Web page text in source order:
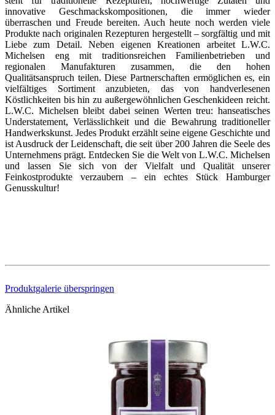
innovative Geschmackskompositionen, die immer wieder
überraschen und Freude bereiten. Auch heute noch werden viele
Produkte nach originalen Rezepturen hergestellt – sorgfältig und mit
Liebe zum Detail. Neben eigenen Kreationen arbeitet L.W.C.
Michelsen eng mit traditionsreichen Familienbetrieben und
regionalen Manufakturen zusammen, die den hohen
Qualitätsanspruch teilen. Diese Partnerschaften ermöglichen es, ein
vielfältiges Sortiment anzubieten, das von handverlesenen
Köstlichkeiten bis hin zu außergewöhnlichen Geschenkideen reicht.
L.W.C. Michelsen bleibt dabei seinen Werten treu: hanseatisches
Understatement, Verlässlichkeit und die Bewahrung traditioneller
Handwerkskunst. Jedes Produkt erzählt seine eigene Geschichte und
ist Ausdruck der Leidenschaft, die seit über 200 Jahren die Seele des
Unternehmens prägt. Entdecken Sie die Welt von L.W.C. Michelsen
und lassen Sie sich von der Vielfalt und Qualität unserer
Feinkostprodukte verzaubern – ein echtes Stück Hamburger
Genusskultur!
Produktgalerie überspringen
Ähnliche Artikel